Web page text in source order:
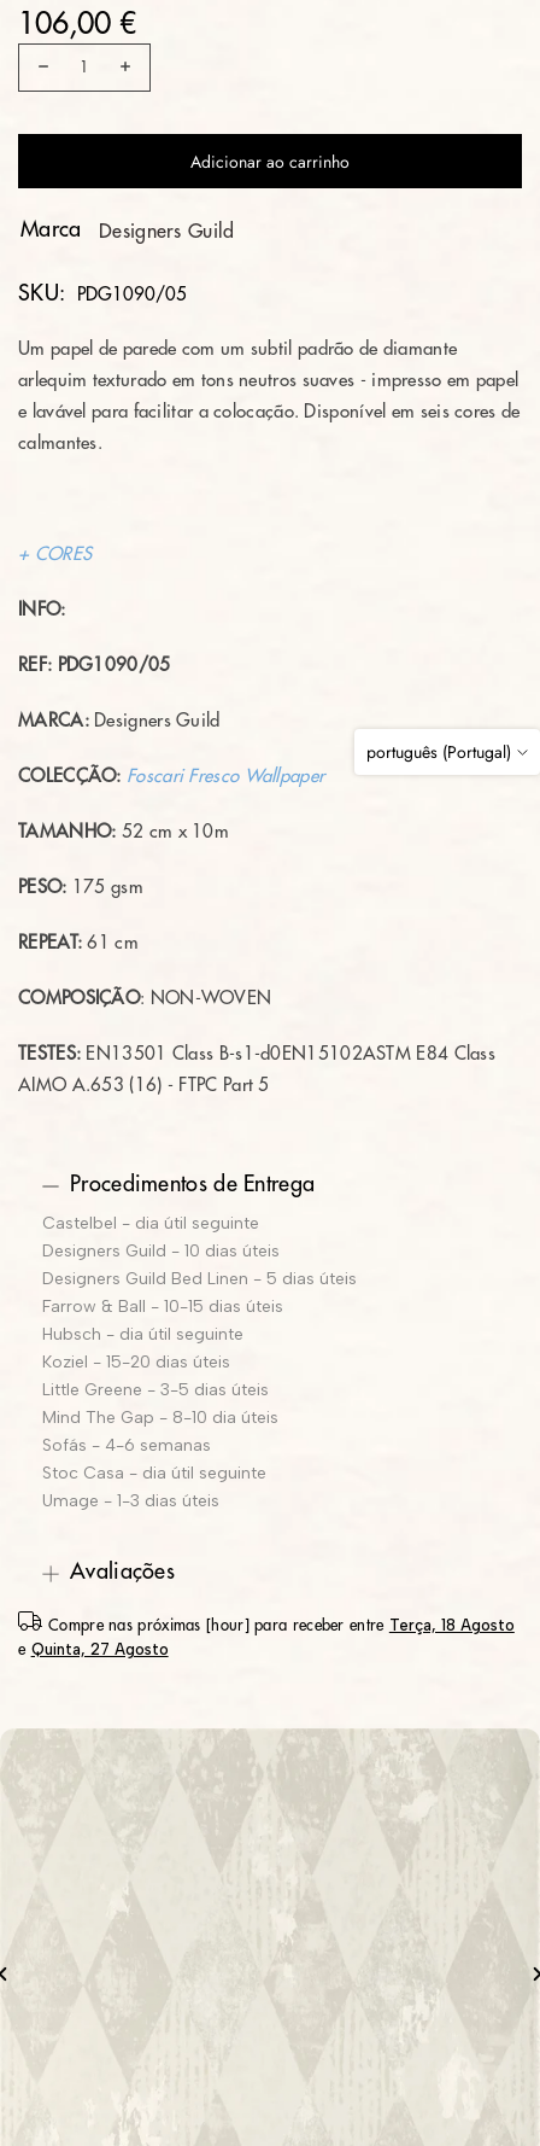
106,00 €
Adicionar ao carrinho
Marca Designers Guild
SKU: PDG1090/05
Um papel de parede com um subtil padrão de diamante
arlequim texturado em tons neutros suaves - impresso em papel
e lavável para facilitar acolocação. Disponível em seis cores de
calmantes.
+ CORES
INFO:
REF: PDG1090/05
MARCA: Designers Guild
COLECÇÃO: Foscari Fresco Wallpaper
TAMANHO: 52 cm x 10m
PESO: 175 gsm
REPEAT:61cm
COMPOSIÇÃO: NON-WOVEN
TESTES: EN13501 Class B-s1-d0 EN15102ASTM E84 Class
A IMO A.653 (16) - FTPC Part 5
Procedimentos de Entrega
Castelbel - dia útil seguinte
Designers Guild - 10 dias úteis
Designers Guild Bed Linen - 5 dias úteis
Farrow & Ball - 10-15 dias úteis
Hubsch - dia útil seguinte
Koziel - 15-20 dias úteis
Little Greene - 3-5 dias úteis
Mind The Gap - 8-10 dia úteis
Sofás - 4-6 semanas
Stoc Casa - dia útil seguinte
Umage - 1-3 dias úteis
Avaliações
Compre nas próximas [hour] para receber entre Terça, 18 Agosto
e Quinta, 27 Agosto
português (Portugal)